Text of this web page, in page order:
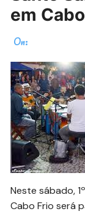
em
On:
Neste sábado,
Cabo Frio será